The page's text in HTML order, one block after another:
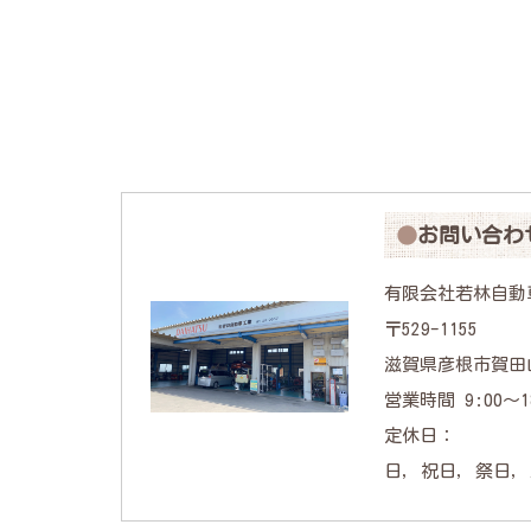
お問い合わ
有限会社若林自動
〒529-1155
滋賀県彦根市賀田
営業時間 9:00〜
定休日：
日, 祝日, 祭日,